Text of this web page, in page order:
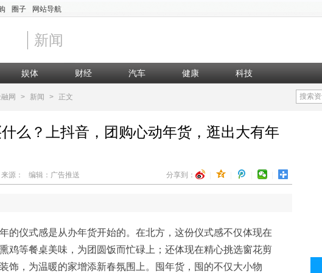
圈子 网站导航
新闻
娱体 财经 汽车 健康 科技
网 > 新闻 > 正文 搜索
么？上抖音，团购心动年货，逛出大有年
分享到：
源： 编辑：广告推送
的仪式感是从办年货开始的。在北方，这份仪式感不仅体现在
鸡等餐桌美味，为团圆饭而忙碌上；还体现在精心挑选窗花剪
饰，为温暖的家增添新春氛围上。囤年货，囤的不仅大小物